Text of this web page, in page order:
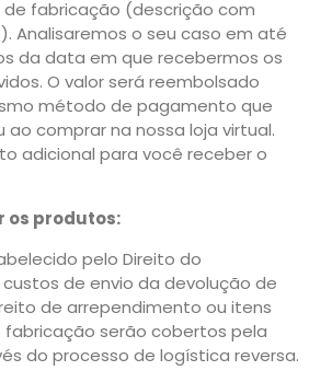
fabricação (descrição com
Analisaremos o seu caso em até
da data em que recebermos os
O valor será reembolsado
método de pagamento que
ao comprar na nossa loja virtual.
adicional para você receber o
os produtos:
pelo Direito do
de envio da devolução de
de arrependimento ou itens
serão cobertos pela
do processo de logística reversa.